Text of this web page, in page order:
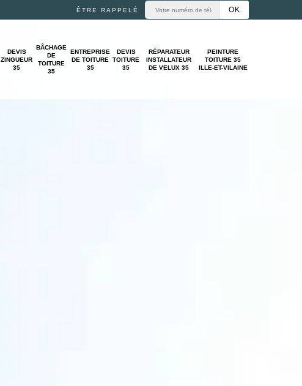
ÊTRE RAPPELÉ
DEVIS
ZINGUEUR
35
BÂCHAGE
DE
TOITURE
35
ENTREPRISE
DE TOITURE
35
DEVIS
TOITURE
35
RÉPARATEUR
INSTALLATEUR
DE VELUX 35
PEINTURE
TOITURE 35
ILLE-ET-VILAINE